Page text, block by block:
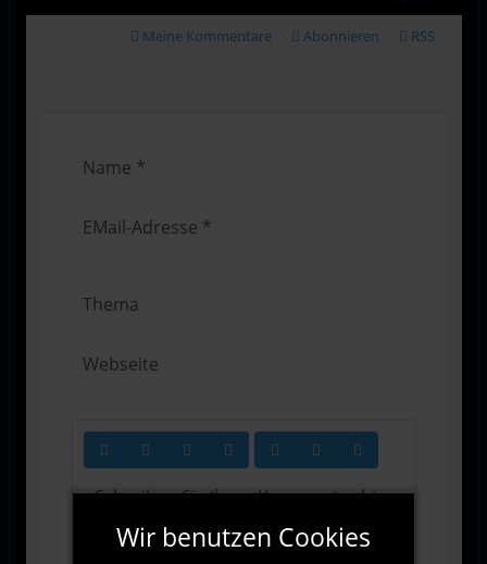
Meine Kommentare Abonnieren RSS
Wir benutzen Cookies